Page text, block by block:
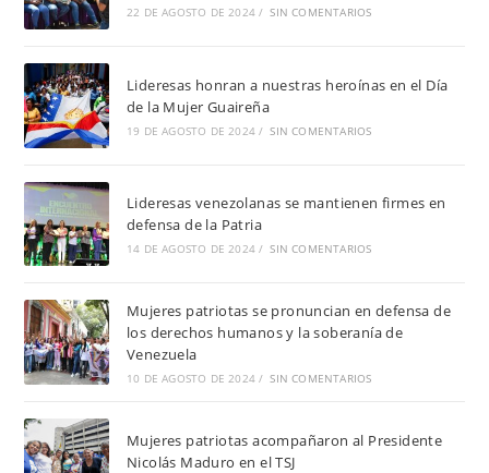
22 DE AGOSTO DE 2024 / SIN COMENTARIOS
Lideresas honran a nuestras heroínas en el Día
de la Mujer Guaireña
19 DE AGOSTO DE 2024 / SIN COMENTARIOS
Lideresas venezolanas se mantienen firmes en
defensa de la Patria
14 DE AGOSTO DE 2024 / SIN COMENTARIOS
Mujeres patriotas se pronuncian en defensa de
los derechos humanos y la soberanía de
Venezuela
10 DE AGOSTO DE 2024 / SIN COMENTARIOS
Mujeres patriotas acompañaron al Presidente
Nicolás Maduro en el TSJ